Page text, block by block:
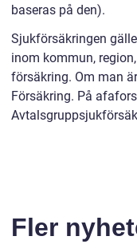
baseras på den).
Sjukförsäkringen
inom kommun,
försäkring. Om man
Försäkring. På
Fler